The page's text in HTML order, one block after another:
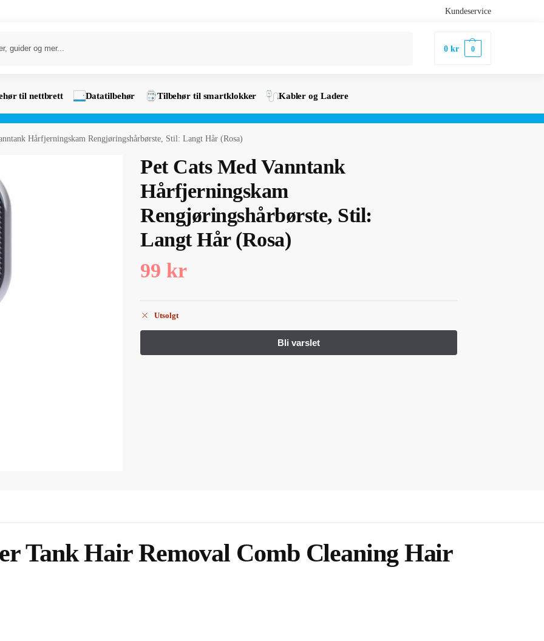
Kundeservice
0kr 0
til nettbrett Datatilbehør Tilbehør til smartklokker Kabler og Ladere
Hårfjerningskam Rengjøringshårbørste, Stil: Langt Hår (Rosa)
Pet Cats Med Vanntank
Hårfjerningskam
Rengjøringshårbørste, Stil:
Langt Hår (Rosa)
99 kr
Utsolgt
Tank Hair Removal Comb Cleaning Hair